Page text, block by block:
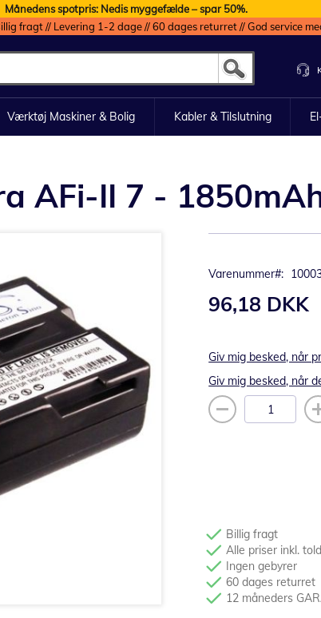
Månedens spotpris: Nedis myggefælde – spar 50%.
fragt // Levering 1-2 dage // 60 dages returret // God service
Værktøj Maskiner & Bolig Kabler & Tilslutning
AFi-II 7 -
Varenummer
96,18 DKK
Giv mig besked, når
Giv mig besked, når
Billig fragt
Alle priser inkl.
Ingen gebyrer
60 dages returret
12 måneders